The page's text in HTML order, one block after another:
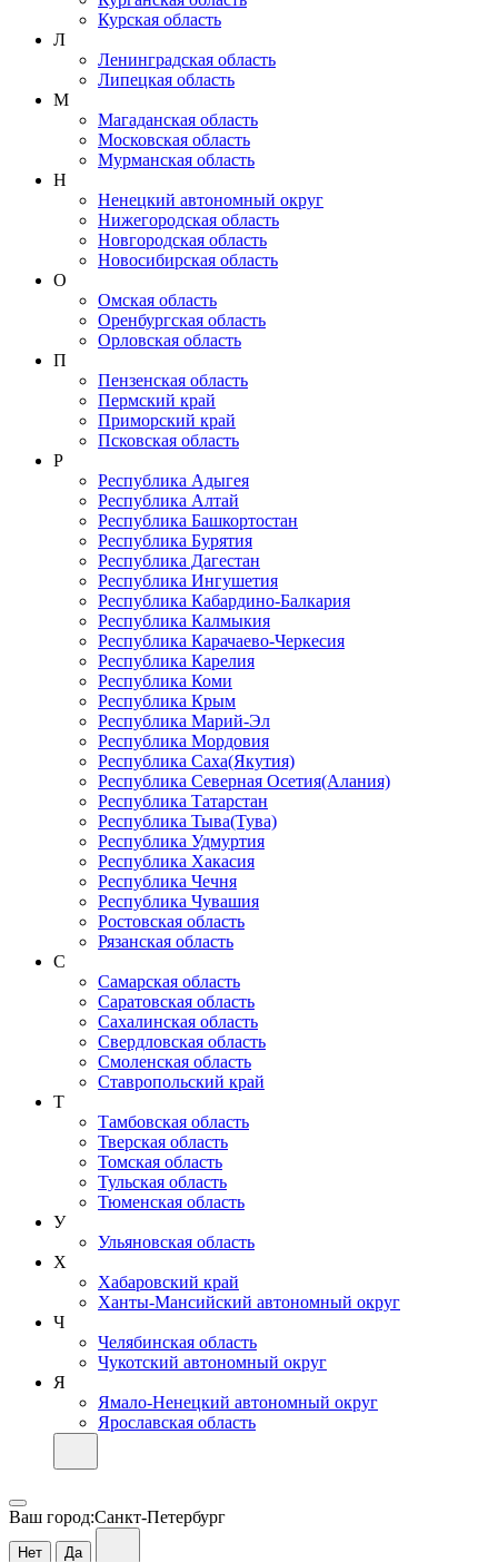
Курская область
Л
Ленинградская область
Липецкая область
М
Магаданская область
Московская область
Мурманская область
Н
Ненецкий автономный округ
Нижегородская область
Новгородская область
Новосибирская область
О
Омская область
Оренбургская область
Орловская область
П
Пензенская область
Пермский край
Приморский край
Псковская область
Р
Республика Адыгея
Республика Алтай
Республика Башкортостан
Республика Бурятия
Республика Дагестан
Республика Ингушетия
Республика Кабардино-Балкария
Республика Калмыкия
Республика Карачаево-Черкеcия
Республика Карелия
Республика Коми
Республика Крым
Республика Марий-Эл
Республика Мордовия
Республика Саха(Якутия)
Республика Северная Осетия(Алания)
Республика Татарстан
Республика Тыва(Тува)
Республика Удмуртия
Республика Хакасия
Республика Чечня
Республика Чувашия
Ростовская область
Рязанская область
С
Самарская область
Саратовская область
Сахалинская область
Свердловская область
Смоленская область
Ставропольский край
Т
Тамбовская область
Тверская область
Томская область
Тульская область
Тюменская область
У
Ульяновская область
Х
Хабаровский край
Ханты-Мансийский автономный округ
Ч
Челябинская область
Чукотский автономный округ
Я
Ямало-Ненецкий автономный округ
Ярославская область
Ваш город:Санкт-Петербург
Нет Да